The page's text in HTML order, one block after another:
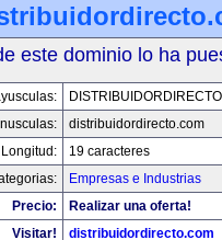
este dominio lo ha
distribuidordirecto.com
Longitud:
19 caracteres
Empresas e Industrias
Precio:
Realizar una oferta!
Visitar!
distribuidordirecto.com